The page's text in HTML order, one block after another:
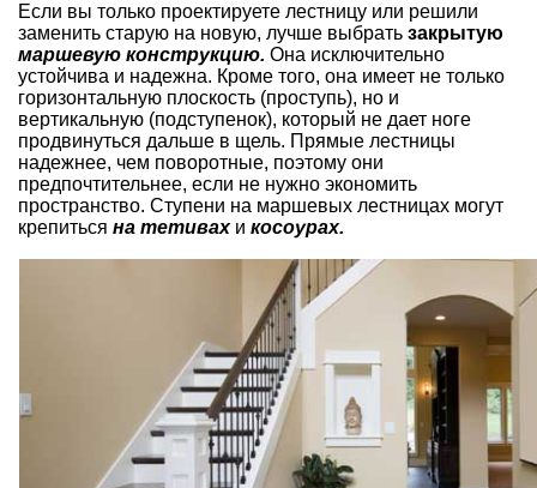
Если вы только проектируете лестницу или решили
заменить старую на новую, лучше выбрать закрытую
маршевую конструкцию. Она исключительно
устойчива и надежна. Кроме того, она имеет не только
горизонтальную плоскость (проступь), но и
вертикальную (подступенок), который не дает ноге
продвинуться дальше в щель. Прямые лестницы
надежнее, чем поворотные, поэтому они
предпочтительнее, если не нужно экономить
пространство. Ступени на маршевых лестницах могут
крепиться на тетивах и косоурах.